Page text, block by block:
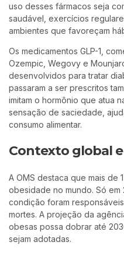
uso desses fármacos seja
saudável, exercícios
ambientes que favoreçam
Os medicamentos GLP-1,
Ozempic, Wegovy e
desenvolvidos para tratar
passaram a ser prescritos
imitam o hormônio que atua
sensação de saciedade,
consumo alimentar.
Contexto global
A OMS destaca que mais de
obesidade no mundo. Só
condição foram
mortes. A projeção da
obesas possa dobrar até
sejam adotadas.